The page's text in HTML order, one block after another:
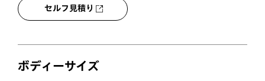
セルフ見積り
ボディーサイズ